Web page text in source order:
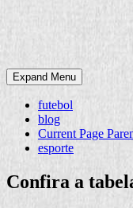
Expand Menu
futebol
blog
Current Page
esporte
Confira a